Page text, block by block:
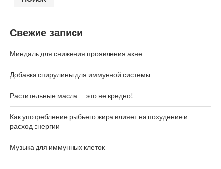
Свежие записи
Миндаль для снижения проявления акне
Добавка спирулины для иммунной системы
Растительные масла — это не вредно!
Как употребление рыбьего жира влияет на похудение и
расход энергии
Музыка для иммунных клеток